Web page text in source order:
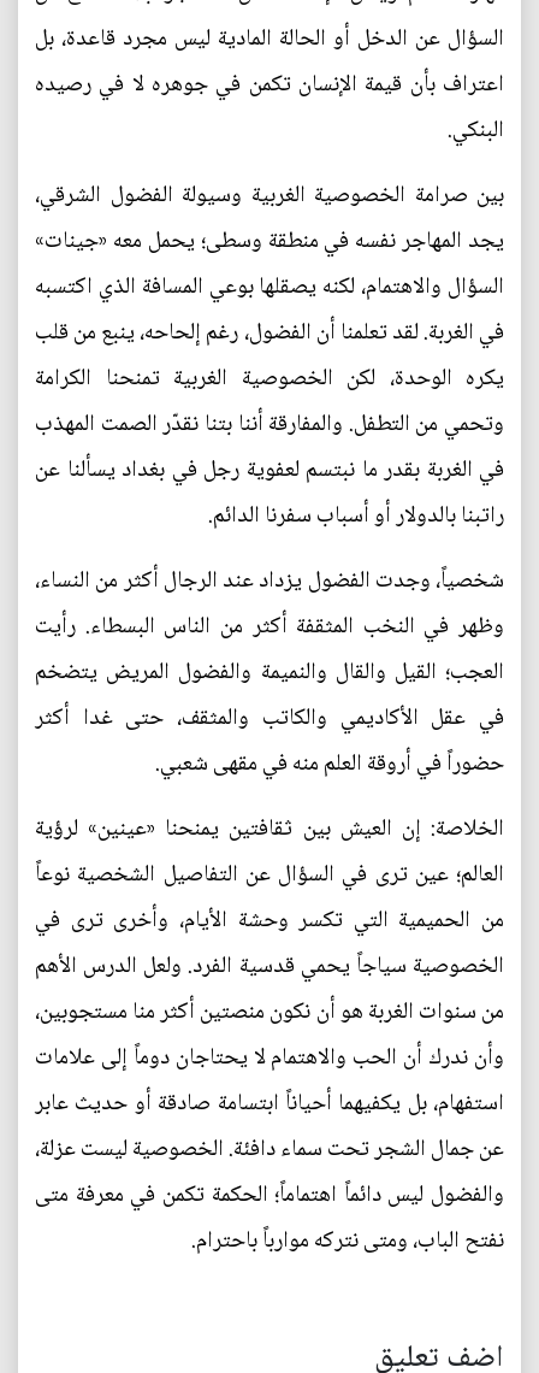
السؤال عن الدخل أو الحالة المادية ليس مجرد قاعدة، بل
اعتراف بأن قيمة الإنسان تكمن في جوهره لا في رصيده
البنكي.
بين صرامة الخصوصية الغربية وسيولة الفضول الشرقي،
يجد المهاجر نفسه في منطقة وسطى؛ يحمل معه «جينات»
السؤال والاهتمام، لكنه يصقلها بوعي المسافة الذي اكتسبه
في الغربة. لقد تعلمنا أن الفضول، رغم إلحاحه، ينبع من قلب
يكره الوحدة، لكن الخصوصية الغربية تمنحنا الكرامة
وتحمي من التطفل. والمفارقة أننا بتنا نقدّر الصمت المهذب
في الغربة بقدر ما نبتسم لعفوية رجل في بغداد يسألنا عن
راتبنا بالدولار أو أسباب سفرنا الدائم.
شخصياً، وجدت الفضول يزداد عند الرجال أكثر من النساء،
وظهر في النخب المثقفة أكثر من الناس البسطاء. رأيت
العجب؛ القيل والقال والنميمة والفضول المريض يتضخم
في عقل الأكاديمي والكاتب والمثقف، حتى غدا أكثر
حضوراً في أروقة العلم منه في مقهى شعبي.
الخلاصة: إن العيش بين ثقافتين يمنحنا «عينين» لرؤية
العالم؛ عين ترى في السؤال عن التفاصيل الشخصية نوعاً
من الحميمية التي تكسر وحشة الأيام، وأخرى ترى في
الخصوصية سياجاً يحمي قدسية الفرد. ولعل الدرس الأهم
من سنوات الغربة هو أن نكون منصتين أكثر منا مستجوبين،
وأن ندرك أن الحب والاهتمام لا يحتاجان دوماً إلى علامات
استفهام، بل يكفيهما أحياناً ابتسامة صادقة أو حديث عابر
عن جمال الشجر تحت سماء دافئة. الخصوصية ليست عزلة،
والفضول ليس دائماً اهتماماً؛ الحكمة تكمن في معرفة متى
نفتح الباب، ومتى نتركه موارباً باحترام.
اضف تعليق